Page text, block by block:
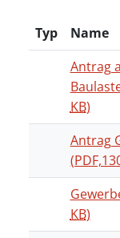
Typ Name
Antrag
KB)
Antrag
KB)